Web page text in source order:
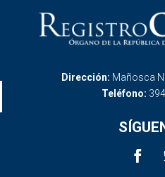
Dirección: Mañosca
Teléfono: